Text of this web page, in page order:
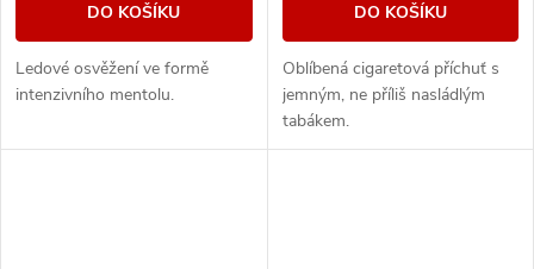
DO KOŠÍKU
Ledové osvěžení ve formě
intenzivního mentolu.
DO KOŠÍKU
Oblíbená cigaretová příchuť s
jemným, ne příliš nasládlým
tabákem.